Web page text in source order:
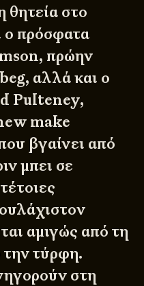
στο
πρόσφατα
πρώην
αλλά και ο
Pulteney,
make
βγαίνει από
μπει σε
αμιγώς από τη
την τύρφη.
στη